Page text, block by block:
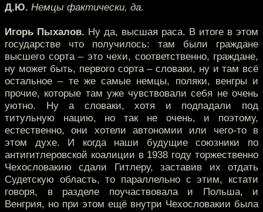
Д.Ю. Немцы фактически, да.
Игорь Пыхалов. Ну да, высшая раса. В итоге в этом
государстве что получилось: там были граждане
высшего сорта – это чехи, соответственно, граждане,
ну может быть, первого сорта – словаки, ну и там всё
остальное – те же самые немцы, поляки, венгры и
прочие, которые там уже чувствовали себя не очень
уютно. Ну а словаки, хотя и подпадали под
титульную нацию, но так не очень, и поэтому,
естественно, они хотели автономии или чего-то в
этом духе. И когда наши будущие союзники по
антигитлеровской коалиции в 1938 году торжественно
Чехословакию сдали Гитлеру, заставив их отдать
Судетскую область, то параллельно с этим, кстати
говоря, в разделе поучаствовала и Польша, и
Венгрия, но при этом ещё внутри Чехословакии была